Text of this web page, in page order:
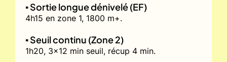
▪️ Sortie longue dénivelé (EF)
4h15 en zone 1, 1800 m+.
▪️ Seuil continu (Zone 2)
1h20, 3x12 min seuil, récup 4 min.